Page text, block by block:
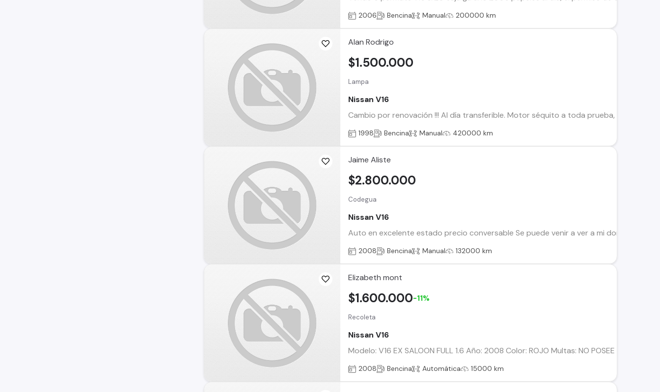
2006 Bencina Manual 200000 km
Alan Rodrigo
Lampa
Nissan V16
Cambio por renovación !!! Al día transferible. Motor séquito a toda prueba,
$1.500.000
1998 Bencina Manual 420000 km
Jaime Aliste
Codegua
Nissan V16
Auto en excelente estado precio conversable Se puede venir a ver a mi domicilio
$2.800.000
2008 Bencina Manual 132000 km
Elizabeth mont
Recoleta
Nissan V16
Modelo: V16 EX SALOON FULL 1.6 Año: 2008 Color: ROJO Multas: NO POSEE MULTA
$1.600.000-11%
2008 Bencina Automática 15000 km